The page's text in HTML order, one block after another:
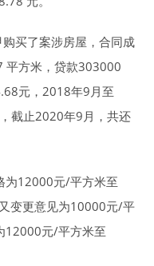
买了案涉房屋，合同成
平方米，贷款303000
元，2018年9月至
截止2020年9月，共还
为12000元/平方米至
变更意见为10000元/平
12000元/平方米至